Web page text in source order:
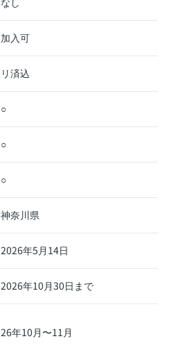
加入可
リ済込
○
○
○
神奈川県
2026年5月14日
2026年10月30日まで
26年10月〜11月